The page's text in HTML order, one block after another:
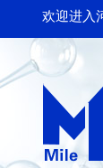
欢迎进入